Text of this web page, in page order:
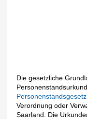
Die gesetzliche
Verordnung oder
Saarland. Die